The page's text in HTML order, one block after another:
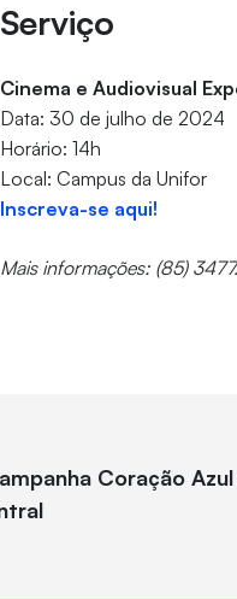
Serviço
Cinema e Audiovisual
Data: 30 de julho de 2024
Horário: 14h
Local: Campus da Unifor
Inscreva-se aqui!
Mais informações: (85)
Coração